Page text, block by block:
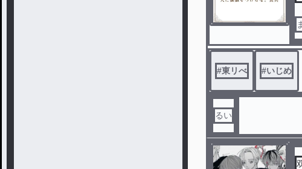
#東リべ #いじめ
るい